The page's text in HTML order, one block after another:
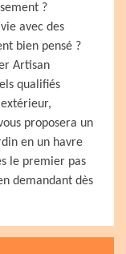
?
avec des
bien pensé ?
Artisan
qualifiés
proposera un
en un havre
le premier pas
demandant dès